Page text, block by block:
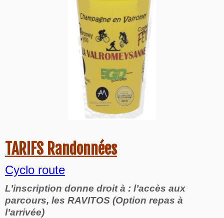
TARIFS Randonnées
Cyclo route
L’inscription donne droit à : l’accès aux
parcours, les RAVITOS (Option repas à
l’arrivée)